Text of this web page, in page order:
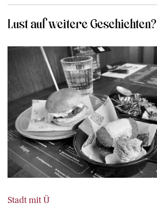
Lust auf weitere Geschichten?
Stadt mit Ü